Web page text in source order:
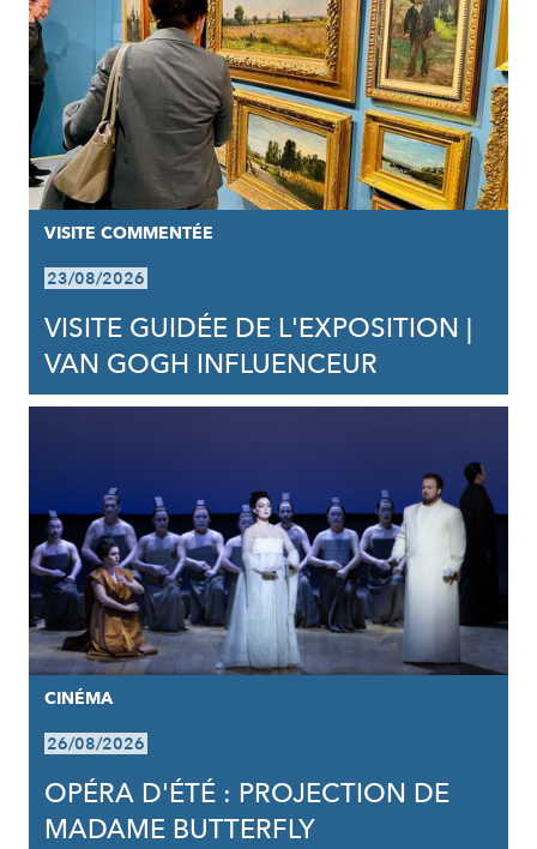
VISITE COMMENTÉE
23/08/2026
VISITE GUIDÉE DE L'EXPOSITION |
VAN GOGH INFLUENCEUR
CINÉMA
26/08/2026
OPÉRA D'ÉTÉ : PROJECTION DE
MADAME BUTTERFLY